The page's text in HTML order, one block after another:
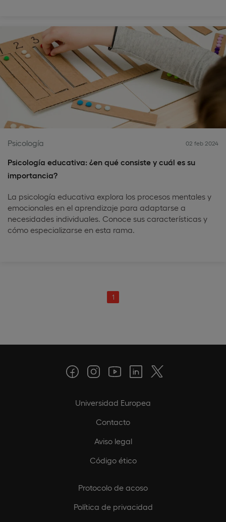
Psicología 02 feb 2024
Psicología educativa: ¿en qué consiste y cuál es su
importancia?
La psicología educativa explora los procesos mentales y
emocionales en el aprendizaje para adaptarse a
necesidades individuales. Conoce sus características y
cómo especializarse en esta rama.
1
Universidad Europea
Contacto
Aviso legal
Código ético
Protocolo de acoso
Política de privacidad